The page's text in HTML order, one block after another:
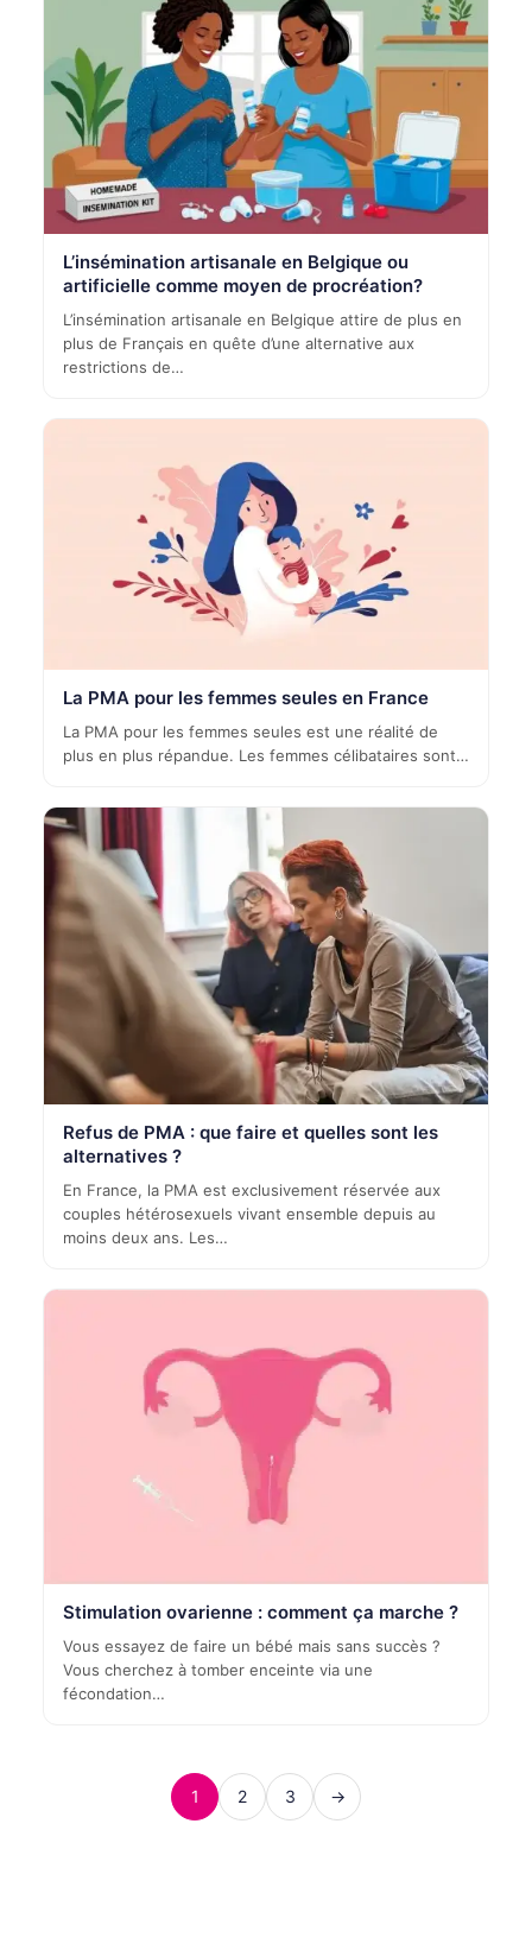
L’insémination artisanale en Belgique ou
artificielle comme moyen de procréation?
L’insémination artisanale en Belgique attire de plus en
plus de Français en quête d’une alternative aux
restrictions de…
La PMA pour les femmes seules en France
La PMA pour les femmes seules est une réalité de
plus en plus répandue. Les femmes célibataires sont…
Refus de PMA : que faire et quelles sont les
alternatives ?
En France, la PMA est exclusivement réservée aux
couples hétérosexuels vivant ensemble depuis au
moins deux ans. Les…
Stimulation ovarienne : comment ça marche ?
Vous essayez de faire un bébé mais sans succès ?
Vous cherchez à tomber enceinte via une
fécondation…
1 2 3 →